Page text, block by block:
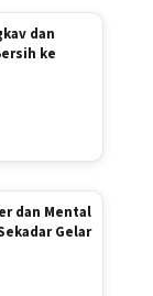
dan
ke
dan Mental
Gelar